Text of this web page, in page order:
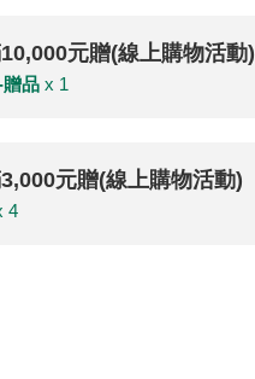
元贈(線上購物活動)
品 x 1
元贈(線上購物活動)
4